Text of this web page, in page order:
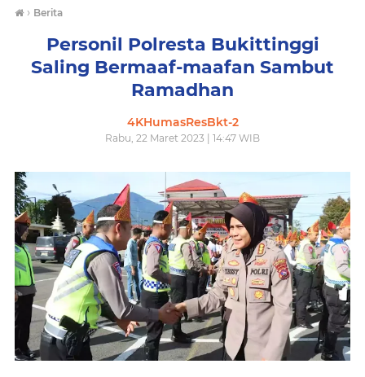
› Berita
Personil Polresta Bukittinggi
Saling Bermaaf-maafan Sambut
Ramadhan
4KHumasResBkt-2
Rabu, 22 Maret 2023 | 14:47 WIB